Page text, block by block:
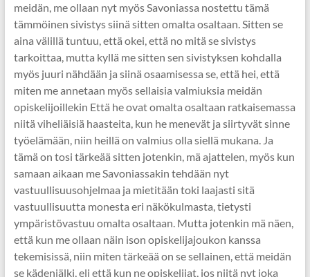
meidän, me ollaan nyt myös Savoniassa nostettu tämä
tämmöinen sivistys siinä sitten omalta osaltaan. Sitten se
aina välillä tuntuu, että okei, että no mitä se sivistys
tarkoittaa, mutta kyllä me sitten sen sivistyksen kohdalla
myös juuri nähdään ja siinä osaamisessa se, että hei, että
miten me annetaan myös sellaisia valmiuksia meidän
opiskelijoillekin Että he ovat omalta osaltaan ratkaisemassa
niitä viheliäisiä haasteita, kun he menevät ja siirtyvät sinne
työelämään, niin heillä on valmius olla siellä mukana. Ja
tämä on tosi tärkeää sitten jotenkin, mä ajattelen, myös kun
samaan aikaan me Savoniassakin tehdään nyt
vastuullisuusohjelmaa ja mietitään toki laajasti sitä
vastuullisuutta monesta eri näkökulmasta, tietysti
ympäristövastuu omalta osaltaan. Mutta jotenkin mä näen,
että kun me ollaan näin ison opiskelijajoukon kanssa
tekemisissä, niin miten tärkeää on se sellainen, että meidän
se kädenjälki, eli että kun ne opiskelijat, jos niitä nyt joka